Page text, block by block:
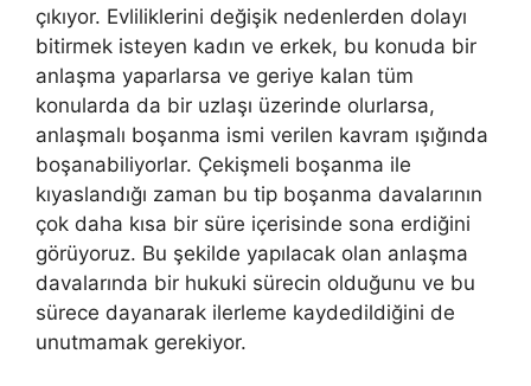
çıkıyor. Evliliklerini değişik nedenlerden dolayı
bitirmek isteyen kadın ve erkek, bu konuda bir
anlaşma yaparlarsa ve geriye kalan tüm
konularda da bir uzlaşı üzerinde olurlarsa,
anlaşmalı boşanma ismi verilen kavram ışığında
boşanabiliyorlar. Çekişmeli boşanma ile
kıyaslandığı zaman bu tip boşanma davalarının
çok daha kısa bir süre içerisinde sona erdiğini
görüyoruz. Bu şekilde yapılacak olan anlaşma
davalarında bir hukuki sürecin olduğunu ve bu
sürece dayanarak ilerleme kaydedildiğini de
unutmamak gerekiyor.